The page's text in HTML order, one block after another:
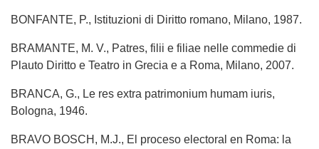
BONFANTE, P., Istituzioni di Diritto romano, Milano, 1987.
BRAMANTE, M. V., Patres, filii e filiae nelle commedie di
Plauto Diritto e Teatro in Grecia e a Roma, Milano, 2007.
BRANCA, G., Le res extra patrimonium humam iuris,
Bologna, 1946.
BRAVO BOSCH, M.J., El proceso electoral en Roma: la